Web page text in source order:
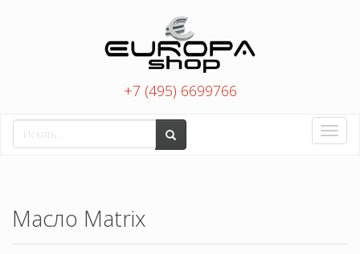
+7 (495) 6699766
Toggle
Масло Matrix